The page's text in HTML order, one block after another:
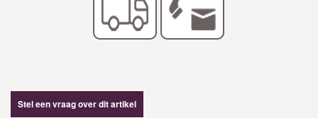
Stel een vraag over dit artikel